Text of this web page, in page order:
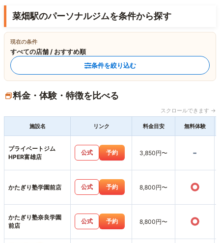
菜畑駅のパーソナルジムを条件から探す
現在の条件
すべての店舗 / おすすめ順
条件を絞り込む
料金・体験・特徴を比べる
スクロールできます →
施設名 リンク 料金目安 無料体験
プライベートジム
HPER富雄店
公式 予約 3,850円〜 -
かたぎり塾学園前店 公式 予約 8,800円〜 ○
かたぎり塾奈良学園
前店
公式 予約 8,800円〜 ○